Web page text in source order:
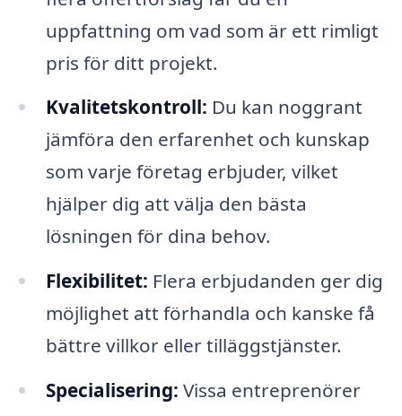
uppfattning om vad som är ett rimligt
pris för ditt projekt.
Kvalitetskontroll: Du kan noggrant
jämföra den erfarenhet och kunskap
som varje företag erbjuder, vilket
hjälper dig att välja den bästa
lösningen för dina behov.
Flexibilitet: Flera erbjudanden ger dig
möjlighet att förhandla och kanske få
bättre villkor eller tilläggstjänster.
Specialisering: Vissa entreprenörer